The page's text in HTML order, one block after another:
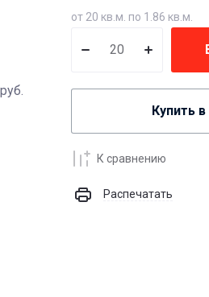
от 20 кв.м. по 1.86 кв.м.
Купить
К сравнению
Распечатать